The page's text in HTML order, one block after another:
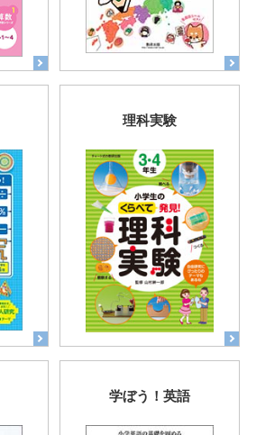
理科実験
学ぼう！英語